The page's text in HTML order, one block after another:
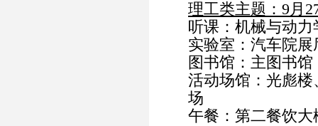
理工类主题：9月
听课：机械与动
实验室：汽车院
图书馆：主图书馆
活动场馆：光彪
场
午餐：第二餐饮大